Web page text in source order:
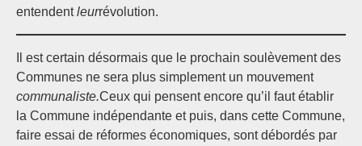
entendentleurrévolution.
Il est certain désormais que le prochain soulèvement des
Communes ne sera plus simplement un mouvement
communaliste.Ceux qui pensent encore qu’il faut établir
la Commune indépendante et puis, dans cette Commune,
faire essai de réformes économiques, sont débordés par